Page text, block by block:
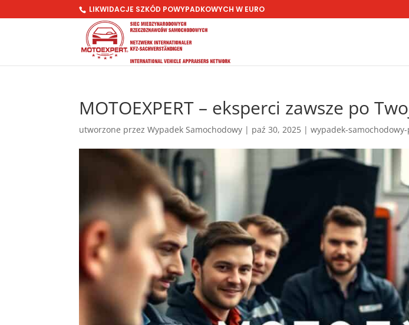
LIKWIDACJE SZKÓD POWYPADKOWYCH W EURO
MOTOEXPERT – eksperci zawsze po
utworzone przezWypadek Samochodowy | paź 30, 2025 |wypadek-